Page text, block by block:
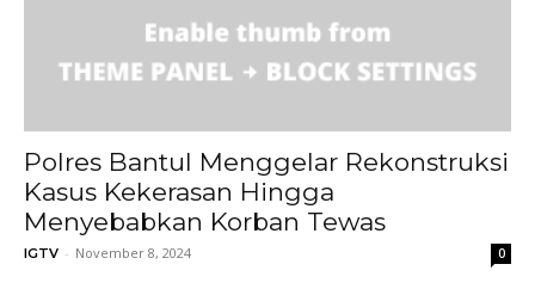
Polres Bantul Menggelar Rekonstruksi
Kasus Kekerasan Hingga
Menyebabkan Korban Tewas
IGTV - November 8, 2024 0